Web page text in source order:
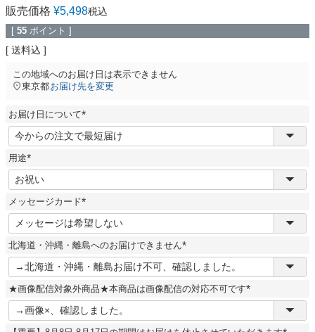
販売価格 ¥5,498税込
[ 55 ポイント ]
送料込
この地域へのお届け日は表示できません
東京都お届け先を変更
お届け日について
(
必
須
用途
(
必
須
)
メッセージカード
(
必
須
)
北海道・沖縄・離島へのお届けできません
(
必
須
)
★画像配信対象外商品★本商品は画像配信の対応不可です
(
須